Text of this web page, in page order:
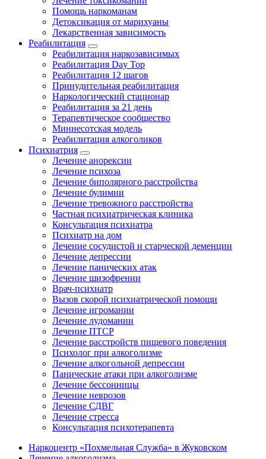
Помощь наркоманам
Детоксикация от марихуаны
Лекарственная зависимость
Реабилитация
Реабилитация наркозависимых
Реабилитация Day Top
Реабилитация 12 шагов
Принудительная реабилитация
Наркологический стационар
Реабилитация за 21 день
Терапевтическое сообщество
Миннесотская модель
Реабилитация алкоголиков
Психиатрия
Лечение анорексии
Лечение психоза
Лечение биполярного расстройства
Лечение булимии
Лечение тревожного расстройства
Частная психиатрическая клиника
Консультация психиатра
Психиатр на дом
Лечение сосудистой и старческой деменции
Лечение депрессии
Лечение панических атак
Лечение шизофрении
Врач-психиатр
Вызов скорой психиатрической помощи
Лечение игромании
Лечение лудомании
Лечение ПТСР
Лечение расстройств пищевого поведения
Психолог при алкоголизме
Лечение алкогольной депрессии
Панические атаки при алкоголизме
Лечение бессонницы
Лечение неврозов
Лечение СДВГ
Лечение стресса
Консультация психотерапевта
Наркоцентр «Похмельная Служба» в Жуковском